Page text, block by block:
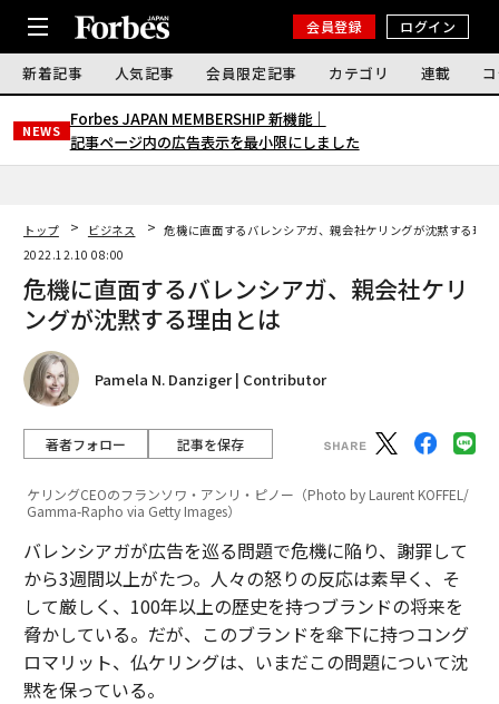
会員登録 ログイン
新着記事 人気記事 会員限定記事 カテゴリ 連載
NEWS
Forbes JAPAN MEMBERSHIP 新機能｜
記事ページ内の広告表示を最小限にしました
トップ ビジネス
危機に直面するバレンシアガ、親会社ケリングが沈黙する理由
2022.12.10 08:00
危機に直面するバレンシアガ、親会社ケリ
ングが沈黙する理由とは
Pamela N. Danziger | Contributor
著者フォロー 記事を保存
ケリングCEOのフランソワ・アンリ・ピノー（Photo by Laurent KOFFEL/
Gamma-Rapho via Getty Images）
バレンシアガが広告を巡る問題で危機に陥り、謝罪して
から3週間以上がたつ。人々の怒りの反応は素早く、そ
して厳しく、100年以上の歴史を持つブランドの将来を
脅かしている。だが、このブランドを傘下に持つコング
ロマリット、仏ケリングは、いまだこの問題について沈
黙を保っている。